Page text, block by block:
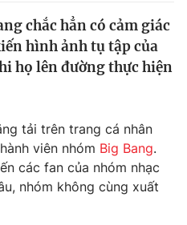
chắc hẳn có cảm giác
hình ảnh tụ tập của
họ lên đường thực hiện
tải trên trang cá nhân
viên nhóm Big Bang.
các fan của nhóm nhạc
nhóm không cùng xuất